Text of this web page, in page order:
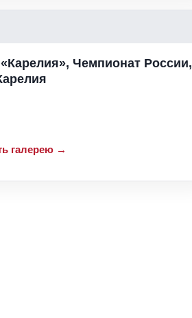
Чемпионат России,
галерею →